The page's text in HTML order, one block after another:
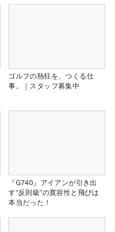
ゴルフの熱狂を、つくる仕
事。｜スタッフ募集中
『G740』アイアンが引き出
す“反則級”の寛容性と飛びは
本当だった！